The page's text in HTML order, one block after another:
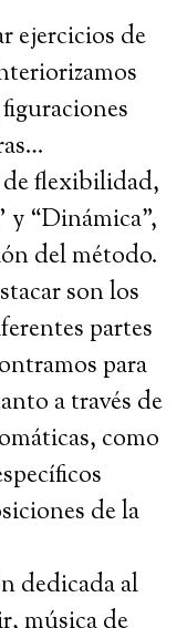
ejercicios de
flexibilidad,
y “Dinámica”,
del método.
son los
partes
para
a través de
como
de la
dedicada al